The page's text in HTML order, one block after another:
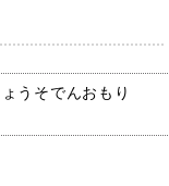
うそでんおもり